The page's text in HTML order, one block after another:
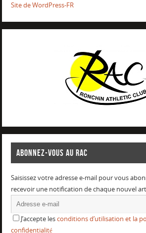
Site de WordPress-FR
ABONNEZ-VOUS AU RAC
Saisissez votre adresse e-mail pour vous
recevoir une notification de chaque nouvel
J’accepte lesconditions d’utilisation et la
confidentialité